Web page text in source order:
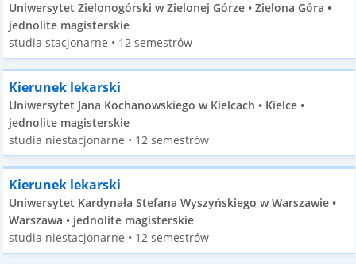
Uniwersytet Zielonogórski w Zielonej Górze • Zielona Góra •
jednolite magisterskie
studia stacjonarne • 12 semestrów
Kierunek lekarski
Uniwersytet Jana Kochanowskiego w Kielcach • Kielce •
jednolite magisterskie
studia niestacjonarne • 12 semestrów
Kierunek lekarski
Uniwersytet Kardynała Stefana Wyszyńskiego w Warszawie •
Warszawa • jednolite magisterskie
studia niestacjonarne • 12 semestrów